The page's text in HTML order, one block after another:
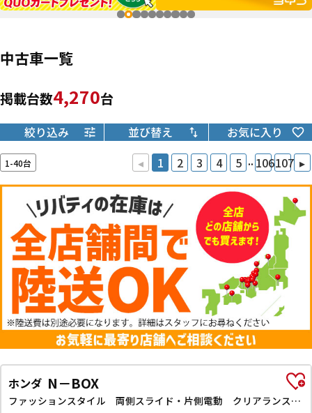
中古車一覧
掲載台数4,270台
絞り込み 並び替え お気に入り
1-40台 ◂ 1 2 3 4 5 .. 106107 ▸
ホンダ N－BOX
ファッションスタイル 両側スライド・片側電動 クリアランスソナー オートクルーズコントロール レーンアシスト オートライト スマートキー アイドリングストップ ベンチシート CVT ESC チップアップシート